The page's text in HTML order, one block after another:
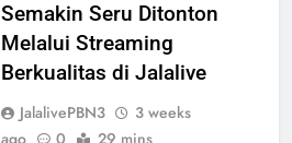
Semakin Seru Ditonton
Melalui Streaming
Berkualitas di Jalalive
JalalivePBN3
3 weeks